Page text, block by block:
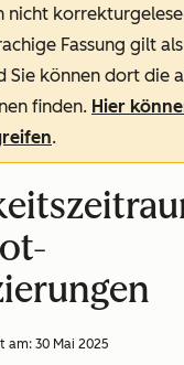
nicht
Fassung gilt
Sie können dort die
finden. Hier
.
am: 30 Mai 2025